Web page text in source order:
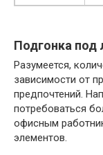
Подгонка под
Разумеется,
зависимости от
предпочтений.
потребоваться
офисным
элементов.